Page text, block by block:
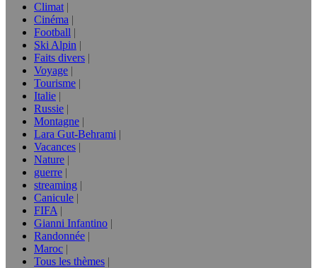
Climat
Cinéma
Football
Ski Alpin
Faits divers
Voyage
Tourisme
Italie
Russie
Montagne
Lara Gut-Behrami
Vacances
Nature
guerre
streaming
Canicule
FIFA
Gianni Infantino
Randonnée
Maroc
Tous les thèmes